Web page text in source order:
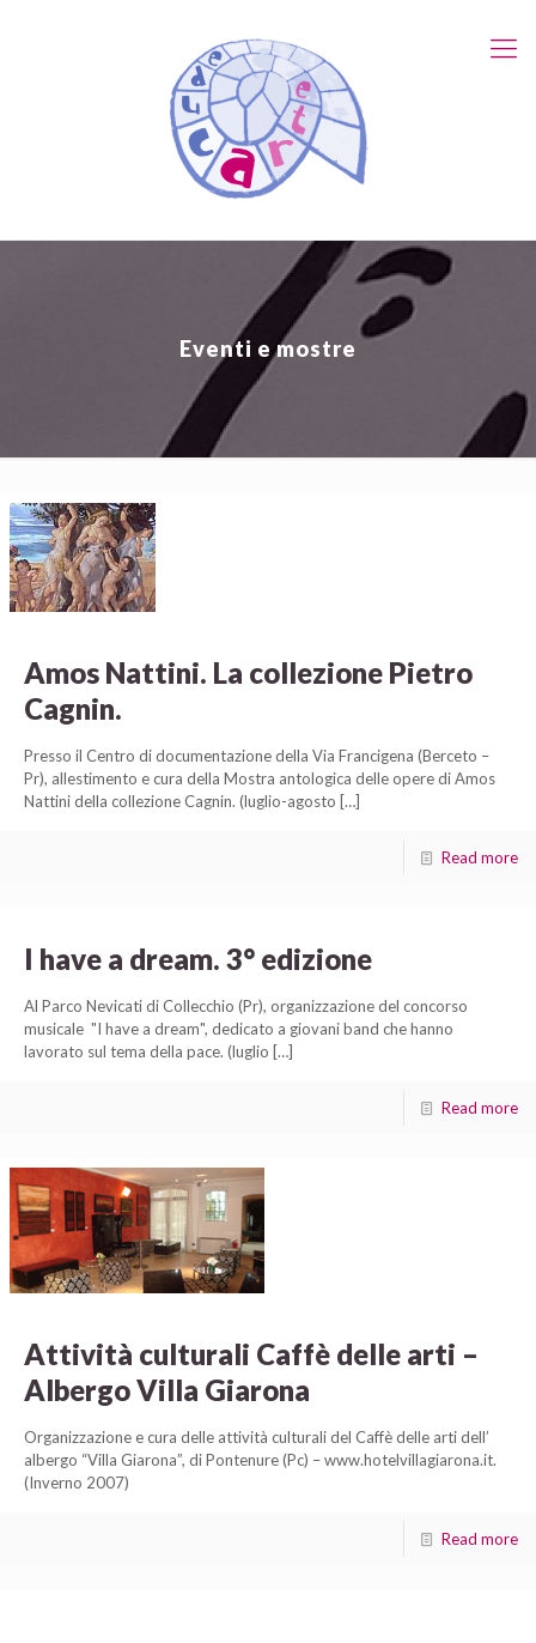
Eventi e mostre
Amos Nattini. La collezione Pietro
Cagnin.
Presso il Centro di documentazione della Via Francigena (Berceto –
Pr), allestimento e cura della Mostra antologica delle opere di Amos
Nattini della collezione Cagnin. (luglio-agosto […]
Read more
I have a dream. 3° edizione
Al Parco Nevicati di Collecchio (Pr), organizzazione del concorso
musicale "I have a dream", dedicato a giovani band che hanno
lavorato sul tema della pace. (luglio […]
Read more
Attività culturali Caffè delle arti –
Albergo Villa Giarona
Organizzazione e cura delle attività culturali del Caffè delle arti dell’
albergo “Villa Giarona”, di Pontenure (Pc) – www.hotelvillagiarona.it.
(Inverno 2007)
Read more